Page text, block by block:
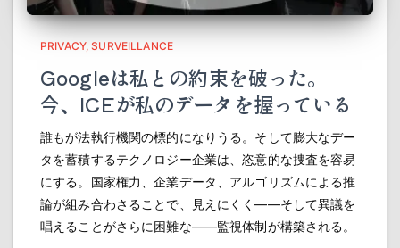
PRIVACY SURVEILLANCE
Googleは私との約束を破った。
今、ICEが私のデータを握っている
誰もが法執行機関の標的になりうる。そして膨大なデー
タを蓄積するテクノロジー企業は、恣意的な捜査を容易
にする。国家権力、企業データ、アルゴリズムによる推
論が組み合わさることで、見えにくく――そして異議を
唱えることがさらに困難な――監視体制が構築される。